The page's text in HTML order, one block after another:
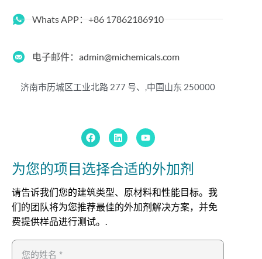
Whats APP：+86 17862186910
电子邮件：admin@michemicals.com
济南市历城区工业北路 277 号、,中国山东 250000
为您的项目选择合适的外加剂
请告诉我们您的建筑类型、原材料和性能目标。我
们的团队将为您推荐最佳的外加剂解决方案，并免
费提供样品进行测试。.